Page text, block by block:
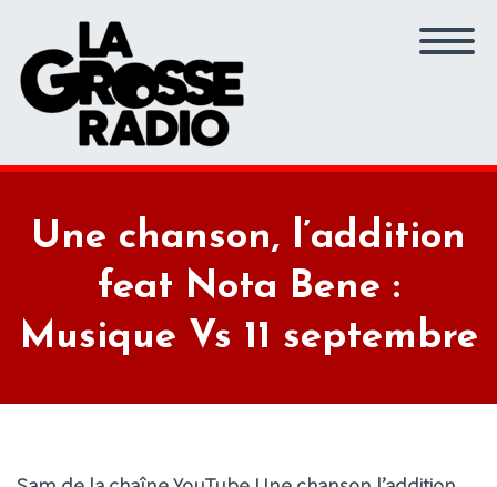
Une chanson, l’addition
feat Nota Bene :
Musique Vs 11 septembre